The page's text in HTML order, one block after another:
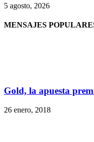
5 agosto, 2026
MENSAJES
Gold, la apuesta
26 enero, 2018